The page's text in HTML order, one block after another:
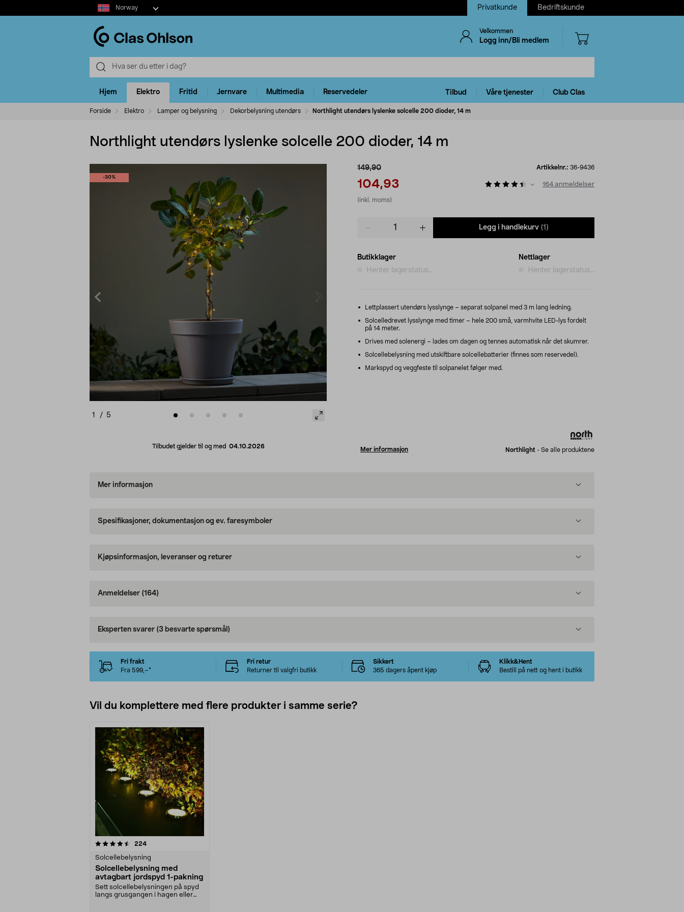
Select
market
Norway Privatkunde Bedriftskunde
Velkommen
Logg inn/Bli medlem
Hjem Elektro Fritid Jernvare Multimedia Reservedeler Tilbud Våre tjenester Club Clas
Forside Elektro Lamper og belysning Dekorbelysning utendørs Northlight utendørs lyslenke solcelle 200 dioder, 14 m
Northlight utendørs lyslenke solcelle 200 dioder, 14 m
-30%
1 / 5
Tilbudet gjelder til og med 04.10.2026
149,90
104,93
(inkl. moms)
Artikkelnr.: 36-9436
164 anmeldelser
Legg i handlekurv (1)
Butikklager
Henter lagerstatus...
Nettlager
Henter lagerstatus...
Lettplassert utendørs lysslynge – separat solpanel med 3 m lang ledning.
Solcelledrevet lysslynge med timer – hele 200 små, varmhvite LED-lys fordelt
på 14 meter.
Drives med solenergi – lades om dagen og tennes automatisk når det skumrer.
Solcellebelysning med utskiftbare solcellebatterier (finnes som reservedel).
Markspyd og veggfeste til solpanelet følger med.
Mer informasjon Northlight - Se alle produktene
Mer informasjon
Spesifikasjoner, dokumentasjon og ev. faresymboler
Kjøpsinformasjon, leveranser og returer
Anmeldelser (164)
Eksperten svarer (3 besvarte spørsmål)
Fri frakt
Fra 599,–*
Fri retur
Returner til valgfri butikk
Sikkert
365 dagers åpent kjøp
Klikk&Hent
Bestill på nett og hent i butikk
Vil du komplettere med flere produkter i samme serie?
224anmeldelser
Solcellebelysning
Solcellebelysning med
avtagbart jordspyd 1-pakning
Sett solcellebelysningen på spyd
langs grusgangen i hagen eller